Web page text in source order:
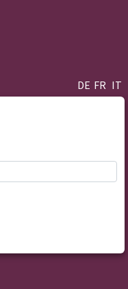
DE FR IT